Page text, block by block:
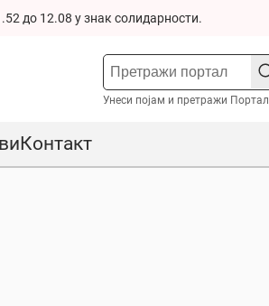
до 12.08 у знак солидарности.
Унеси појам и претражи Портал
Контакт